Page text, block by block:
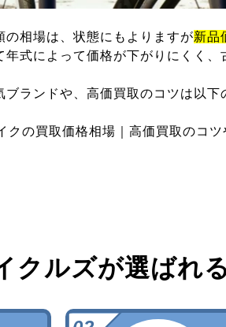
の相場は、状態にもよりますが新品
年式によって価格が下がりにくく
ブランドや、高価買取のコツは以
クの買取価格相場｜高価買取のコ
クルズが選ばれ